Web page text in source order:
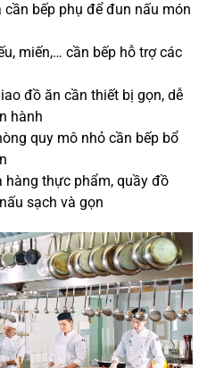
bếp phụ để đun nấu món
miến,… cần bếp hỗ trợ các
đồ ăn cần thiết bị gọn, dễ
hành
quy mô nhỏ cần bếp bổ
hàng thực phẩm, quầy đồ
sạch và gọn